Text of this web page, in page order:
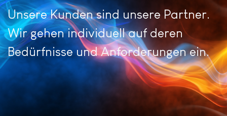
Unsere Kunden sind unsere Partner.
Wir gehen individuell auf deren
Bedürfnisse und Anforderungen ein.